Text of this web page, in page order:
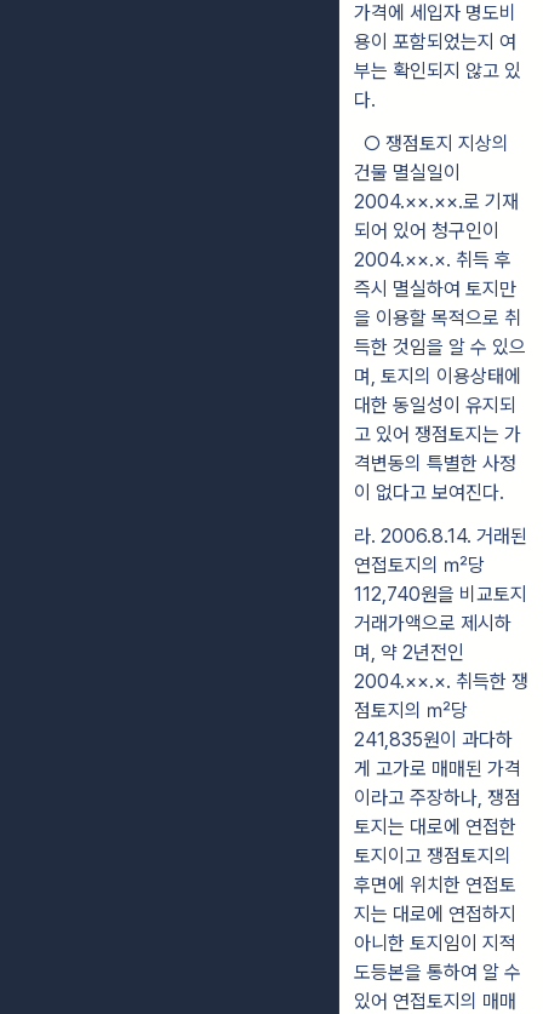
가격에 세입자 명도비
용이 포함되었는지 여
부는 확인되지 않고 있
다.
○ 쟁점토지 지상의
건물 멸실일이
2004.××.××.로 기재
되어 있어 청구인이
2004.××.×. 취득 후
즉시 멸실하여 토지만
을 이용할 목적으로 취
득한 것임을 알 수 있으
며, 토지의 이용상태에
대한 동일성이 유지되
고 있어 쟁점토지는 가
격변동의 특별한 사정
이 없다고 보여진다.
라. 2006.8.14. 거래된
연접토지의 ㎡당
112,740원을 비교토지
거래가액으로 제시하
며, 약 2년전인
2004.××.×. 취득한 쟁
점토지의 ㎡당
241,835원이 과다하
게 고가로 매매된 가격
이라고 주장하나, 쟁점
토지는 대로에 연접한
토지이고 쟁점토지의
후면에 위치한 연접토
지는 대로에 연접하지
아니한 토지임이 지 적
도등본을 통하여 알 수
있어 연접토지의 매매